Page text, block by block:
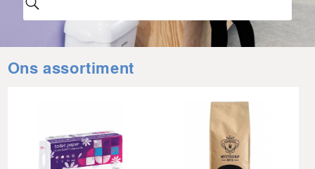
Ons assortiment